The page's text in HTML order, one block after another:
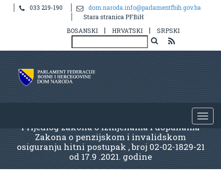
033 219-190
dom.naroda.info@parlamentfbih.gov.ba
Stara stranica PFBiH
BOSANSKI
| HRVATSKI | SRPSKI
Prijedlog zakona o izmjenama i dopunama
Zakona o penzijskom i invalidskom
osiguranju hitni postupak , broj 02-02-1829-21
od 17.9 .2021. godine